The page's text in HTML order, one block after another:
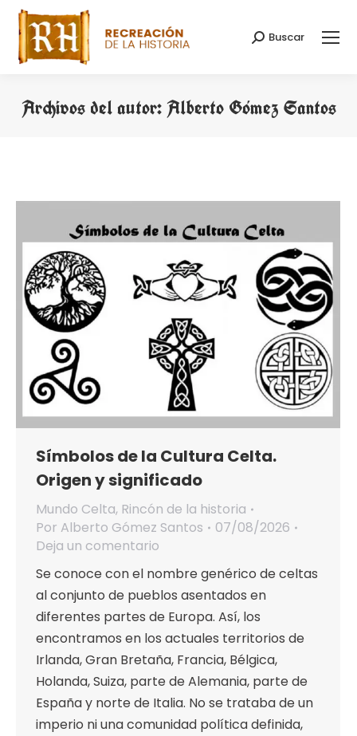
Buscar:
Buscar
Archivos del autor:Alberto Gómez Santos
Símbolos de la Cultura Celta.
Origen y significado
Mundo Celta, Rincón de la historia
Por Alberto Gómez Santos
07/08/2026
Deja un comentario
Se conoce con el nombre genérico de celtas
al conjunto de pueblos asentados en
diferentes partes de Europa. Así, los
encontramos en los actuales territorios de
Irlanda, Gran Bretaña, Francia, Bélgica,
Holanda, Suiza, parte de Alemania, parte de
España y norte de Italia. No se trataba de un
imperio ni una comunidad política definida,